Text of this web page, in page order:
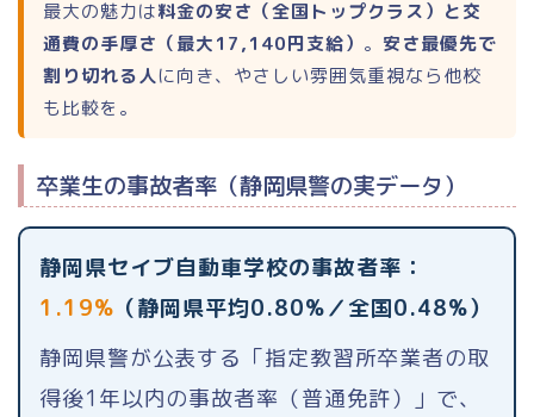
最大の魅力は料金の安さ（全国トップクラス）と交
通費の手厚さ（最大17,140円支給） 。 安さ最優先で
割り切れる人に向き、やさしい雰囲気重視なら他校
も比較を。
卒業生の事故者率（静岡県警の実データ）
静岡県セイブ自動車学校の事故者率：
1.19% （静岡県平均0.80%／全国0.48%）
静岡県警が公表する「指定教習所卒業者の取
得後1年以内の事故者率（普通免許）」で、
牽引・大特
仮免許
料金が安い順